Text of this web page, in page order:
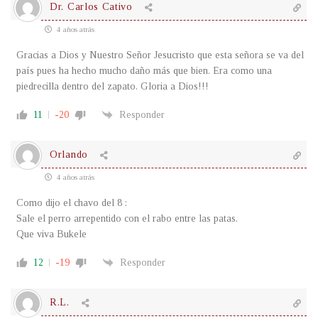
Dr. Carlos Cativo
4 años atrás
Gracias a Dios y Nuestro Señor Jesucristo que esta señora se va del
país pues ha hecho mucho daño más que bien. Era como una
piedrecilla dentro del zapato. Gloria a Dios!!!
11 -20 Responder
Orlando
4 años atrás
Como dijo el chavo del 8 :
Sale el perro arrepentido con el rabo entre las patas.
Que viva Bukele
12 -19 Responder
R.L.